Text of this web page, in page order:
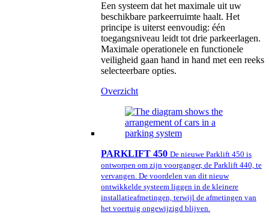
Een systeem dat het maximale uit uw
beschikbare parkeerruimte haalt. Het
principe is uiterst eenvoudig: één
toegangsniveau leidt tot drie parkeerlagen.
Maximale operationele en functionele
veiligheid gaan hand in hand met een reeks
selecteerbare opties.
Overzicht
PARKLIFT 450 De nieuwe Parklift 450 is
ontworpen om zijn voorganger, de Parklift 440, te
vervangen. De voordelen van dit nieuw
ontwikkelde systeem liggen in de kleinere
installatieafmetingen, terwijl de afmetingen van
het voertuig ongewijzigd blijven.